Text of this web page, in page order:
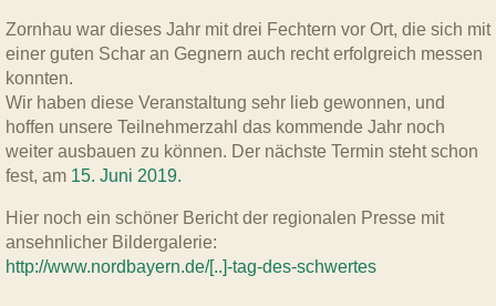
Zornhau war dieses Jahr mit drei Fechtern vor Ort, die sich mit
einer guten Schar an Gegnern auch recht erfolgreich messen
konnten.
Wir haben diese Veranstaltung sehr lieb gewonnen, und
hoffen unsere Teilnehmerzahl das kommende Jahr noch
weiter ausbauen zu können. Der nächste Termin steht schon
fest, am 15. Juni 2019.
Hier noch ein schöner Bericht der regionalen Presse mit
ansehnlicher Bildergalerie:
http://www.nordbayern.de/[..]-tag-des-schwertes